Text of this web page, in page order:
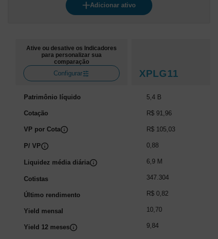
Adicionar ativo
Ative ou desative os Indicadores
para personalizar sua
comparação
Configurar
Patrimônio líquido
Cotação
VP por Cota
P/ VP
Liquidez média diária
Cotistas
Último rendimento
Yield mensal
Yield 12 meses
XPLG11
5,4 B
R$ 91,96
R$ 105,03
0,88
6,9 M
347.304
R$ 0,82
10,70
9,84